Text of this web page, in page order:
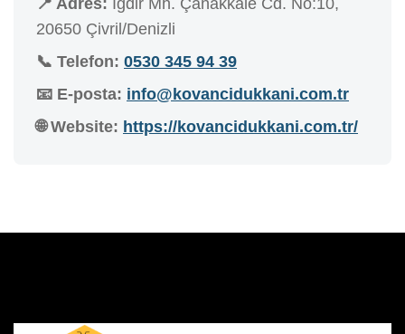
📍 Adres: İğdir Mh. Çanakkale Cd. No:10,
20650 Çivril/Denizli
📞 Telefon: 0530 345 94 39
📧 E-posta: info@kovancidukkani.com.tr
🌐 Website: https://kovancidukkani.com.tr/